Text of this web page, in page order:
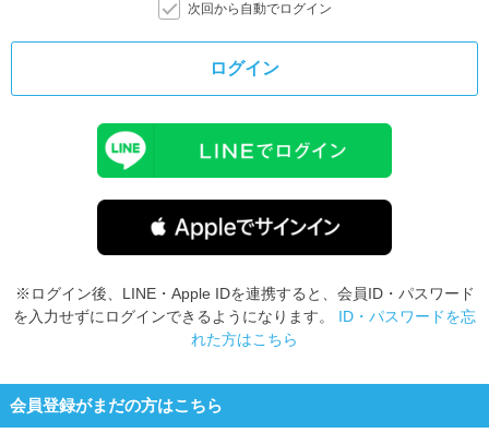
次回から自動でログイン
ログイン
※ログイン後、LINE・Apple IDを連携すると、会員ID・パスワード
を入力せずにログインできるようになります。 ID・パスワードを忘
れた方はこちら
会員登録がまだの方はこちら